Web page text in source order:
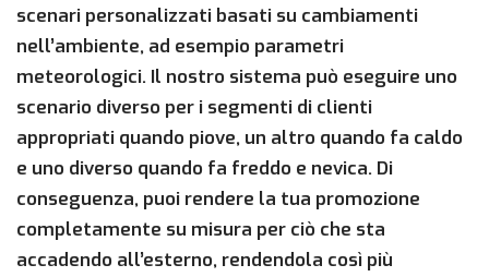
scenari personalizzati basati su cambiamenti
nell’ambiente, ad esempio parametri
meteorologici. Il nostro sistema può eseguire uno
scenario diverso per i segmenti di clienti
appropriati quando piove, un altro quando fa caldo
e uno diverso quando fa freddo e nevica. Di
conseguenza, puoi rendere la tua promozione
completamente su misura per ciò che sta
accadendo all’esterno, rendendola così più